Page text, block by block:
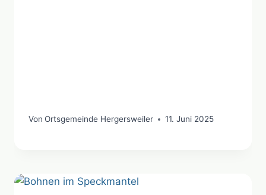
Von Ortsgemeinde Hergersweiler 11. Juni 2025